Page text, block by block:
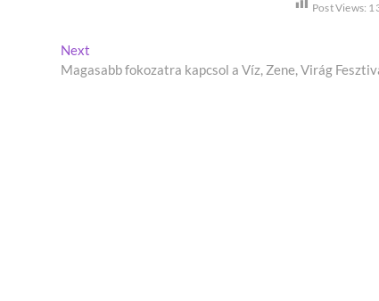
Post Views:
Next
e
Magasabb fokozatra kapcsol a Víz, Zene, Virág